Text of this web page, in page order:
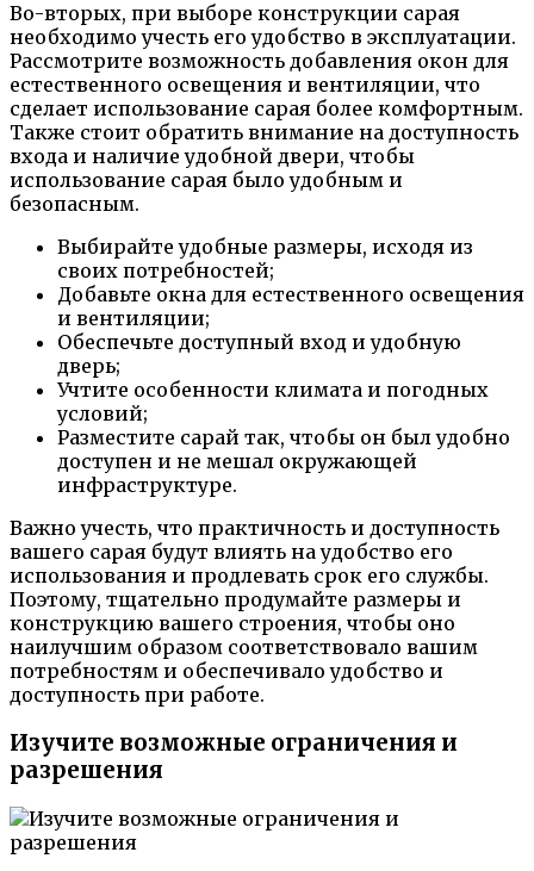
Во-вторых, при выборе конструкции сарая
необходимо учесть его удобство в эксплуатации.
Рассмотрите возможность добавления окон для
естественного освещения и вентиляции, что
сделает использование сарая более комфортным.
Также стоит обратить внимание на доступность
входа и наличие удобной двери, чтобы
использование сарая было удобным и
безопасным.
Выбирайте удобные размеры, исходя из
своих потребностей;
Добавьте окна для естественного освещения
и вентиляции;
Обеспечьте доступный вход и удобную
дверь;
Учтите особенности климата и погодных
условий;
Разместите сарай так, чтобы он был удобно
доступен и не мешал окружающей
инфраструктуре.
Важно учесть, что практичность и доступность
вашего сарая будут влиять на удобство его
использования и продлевать срок его службы.
Поэтому, тщательно продумайте размеры и
конструкцию вашего строения, чтобы оно
наилучшим образом соответствовало вашим
потребностям и обеспечивало удобство и
доступность при работе.
Изучите возможные ограничения и
разрешения